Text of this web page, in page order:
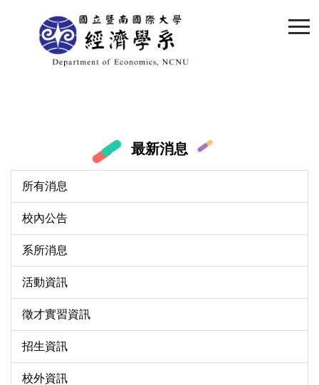
最新消息
所有消息
校內公告
系所消息
活動資訊
徵才實習資訊
招生資訊
校外資訊